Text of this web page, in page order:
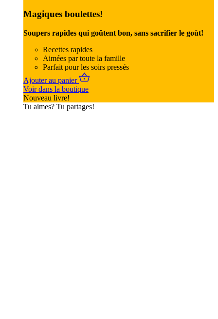
Magiques boulettes!
Soupers rapides qui goûtent bon, sans sacrifier le goût!
Recettes rapides
Aimées par toute la famille
Parfait pour les soirs pressés
Ajouter au panier
Voir dans la boutique
Nouveau livre!
Tu aimes? Tu partages!